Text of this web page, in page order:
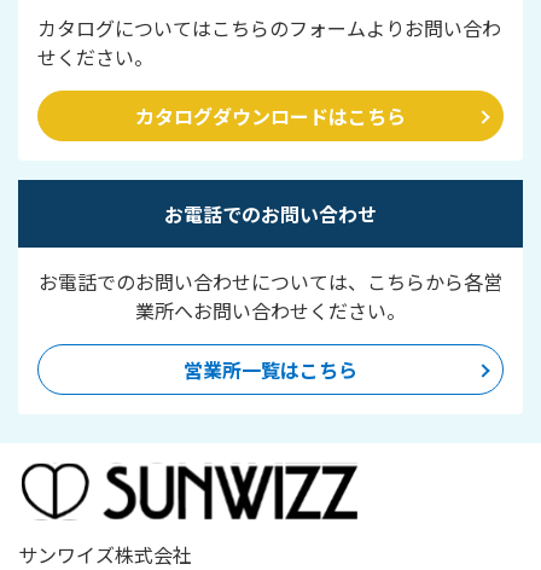
カタログについてはこちらのフォームよりお問い合わ
せください。
カタログダウンロードはこちら
お電話でのお問い合わせ
お電話でのお問い合わせについては、こちらから各営
業所へお問い合わせください。
営業所一覧はこちら
サンワイズ株式会社